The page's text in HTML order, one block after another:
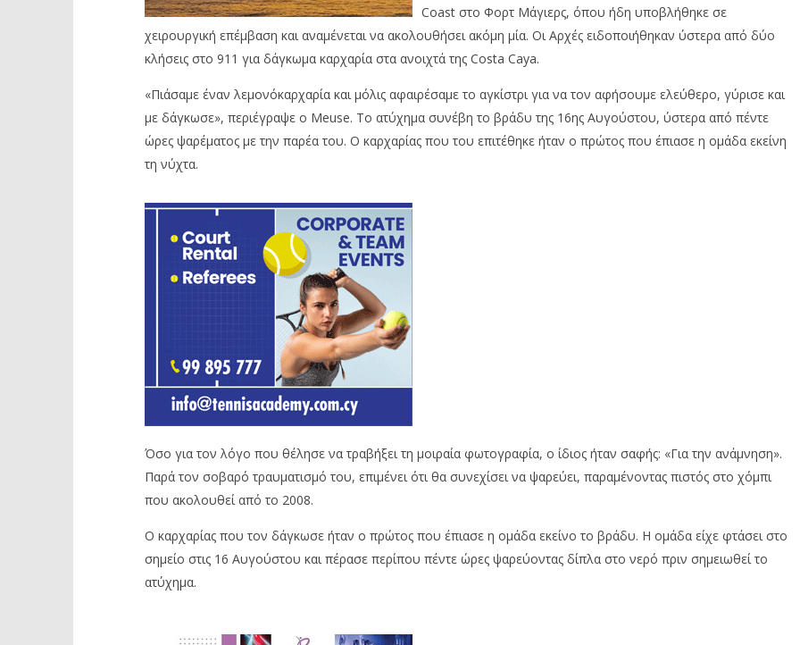
Coast στο Φορτ Μάγιερς, όπου ήδη υποβλήθηκε σε
χειρουργική επέμβαση και αναμένεται να ακολουθήσει ακόμη μία. Οι Αρχές ειδοποιήθηκαν ύστερα από δύο
κλήσεις στο 911 για δάγκωμα καρχαρία στα ανοιχτά της Costa Caya.
«Πιάσαμε έναν λεμονόκαρχαρία και μόλις αφαιρέσαμε το αγκίστρι για να τον αφήσουμε ελεύθερο, γύρισε και
με δάγκωσε», περιέγραψε ο Meuse. Το ατύχημα συνέβη το βράδυ της 16ης Αυγούστου, ύστερα από πέντε
ώρες ψαρέματος με την παρέα του. Ο καρχαρίας που του επιτέθηκε ήταν ο πρώτος που έπιασε η ομάδα εκείνη
τη νύχτα.
Όσο για τον λόγο που θέλησε να τραβήξει τη μοιραία φωτογραφία, ο ίδιος ήταν σαφής: «Για την ανάμνηση».
Παρά τον σοβαρό τραυματισμό του, επιμένει ότι θα συνεχίσει να ψαρεύει, παραμένοντας πιστός στο χόμπι
που ακολουθεί από το 2008.
Ο καρχαρίας που τον δάγκωσε ήταν ο πρώτος που έπιασε η ομάδα εκείνο το βράδυ. Η ομάδα είχε φτάσει στο
σημείο στις 16 Αυγούστου και πέρασε περίπου πέντε ώρες ψαρεύοντας δίπλα στο νερό πριν σημειωθεί το
ατύχημα.